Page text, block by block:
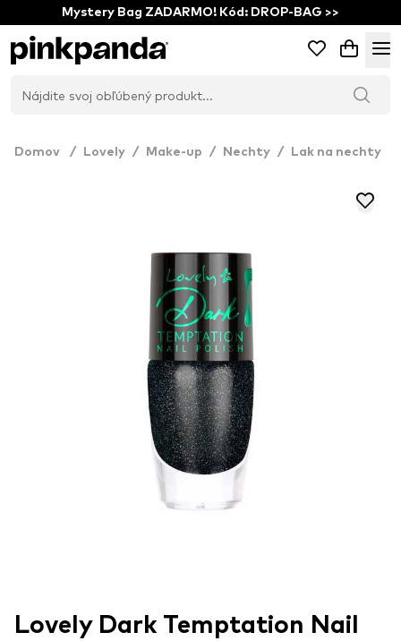
Mystery Bag ZADARMO! Kód: DROP-BAG >>
Domov / Lovely / Make-up / Nechty / Lak na nechty
Lovely Dark Temptation Nail